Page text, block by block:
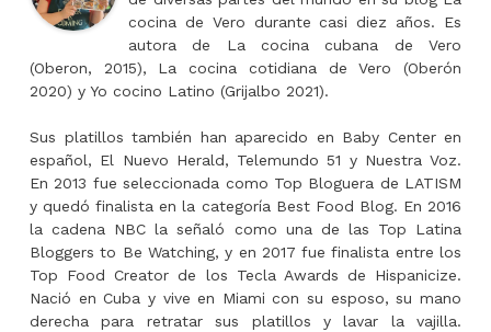
cocina de Vero durante casi diez años. Es
autora de La cocina cubana de Vero
(Oberon, 2015), La cocina cotidiana de Vero (Oberón
2020) y Yo cocino Latino (Grijalbo 2021).
Sus platillos también han aparecido en Baby Center en
español, El Nuevo Herald, Telemundo 51 y Nuestra Voz.
En 2013 fue seleccionada como Top Bloguera de LATISM
y quedó finalista en la categoría Best Food Blog. En 2016
la cadena NBC la señaló como una de las Top Latina
Bloggers to Be Watching, y en 2017 fue finalista entre los
Top Food Creator de los Tecla Awards de Hispanicize.
Nació en Cuba y vive en Miami con su esposo, su mano
derecha para retratar sus platillos y lavar la vajilla.